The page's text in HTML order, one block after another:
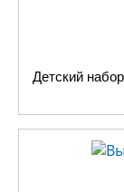
Детский